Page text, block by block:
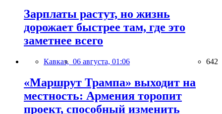
Зарплаты растут, но жизнь
дорожает быстрее там, где это
заметнее всего
Кавказ, 06 августа, 01:06 642
«Маршрут Трампа» выходит на
местность: Армения торопит
проект, способный изменить